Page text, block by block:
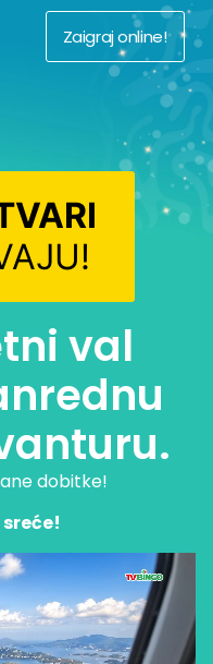
Zaigraj online!
val
dobitke!